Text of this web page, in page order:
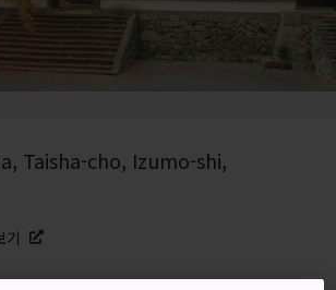
Taisha-cho, Izumo-shi,
기